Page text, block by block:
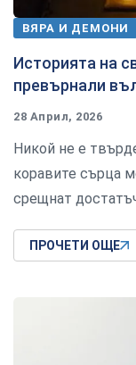
ВЯРА И ДЕМОНИ
Историята на
превърнали
28 Април, 2026
Никой не е
коравите сърца
срещнат
ПРОЧЕТИ ОЩЕ